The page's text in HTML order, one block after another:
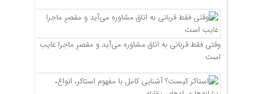
وقتی فقط قربانی به اتاق مشاوره می‌آید و مقصرِ ماجرا غایب
است